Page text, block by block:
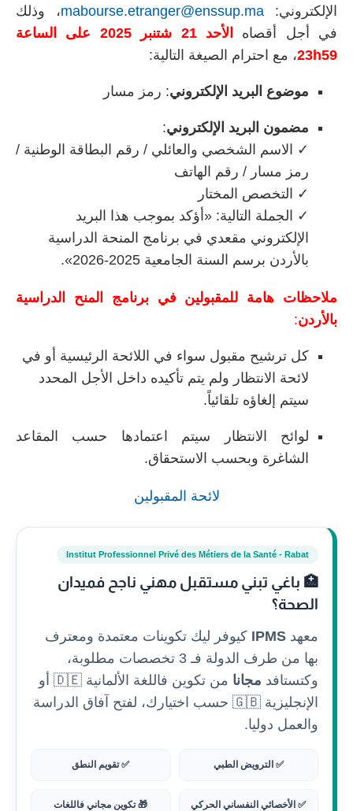
الإلكتروني: mabourse.etranger@enssup.ma، وذلك
في أجل أقصاه
الأحد 21 شتنبر 2025 على الساعة
23h59، مع احترام الصيغة التالية:
موضوع البريد الإلكتروني: رمز مسار
مضمون البريد الإلكتروني:
✓ الاسم الشخصي والعائلي / رقم البطاقة الوطنية /
رمز مسار / رقم الهاتف
✓ التخصص المختار
✓ الجملة التالية: «أؤكد بموجب هذا البريد
الإلكتروني مقعدي في برنامج المنحة الدراسية
بالأردن برسم السنة الجامعية 2025-2026».
ملاحظات هامة للمقبولين في برنامج المنح الدراسية
بالأردن:
كل ترشيح مقبول سواء في اللائحة الرئيسية أو في
لائحة الانتظار ولم يتم تأكيده داخل الأجل المحدد
سيتم إلغاؤه تلقائياً.
لوائح الانتظار سيتم اعتمادها حسب المقاعد
الشاغرة وبحسب الاستحقاق.
لائحة المقبولين
Institut Professionnel Privé des Métiers de la Santé - Rabat
🏥 باغي تبني مستقبل مهني ناجح فميدان
الصحة؟
معهد IPMS كيوفر ليك تكوينات معتمدة ومعترف
بها من طرف الدولة فـ 3 تخصصات مطلوبة،
وكتستافد مجانا
من تكوين فاللغة الألمانية 🇩🇪 أو
الإنجليزية 🇬🇧 حسب اختيارك، لفتح آفاق الدراسة
والعمل دوليا.
✅ الترويض الطبي ✅ تقويم النطق
✅ الأخصائي النفساني الحركي 🎁 تكوين مجاني فاللغات